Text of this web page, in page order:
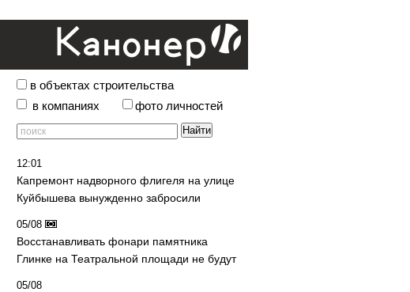
в объектах строительства
в компаниях
фото личностей
12:01
Капремонт надворного флигеля на улице
Куйбышева вынужденно забросили
05/08
Восстанавливать фонари памятника
Глинке на Театральной площади не будут
05/08